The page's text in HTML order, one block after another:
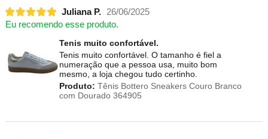
Juliana P.
26/06/2025
Eu recomendo esse produto.
Tenis muito confortável.
Tenis muito confortável. O tamanho é fiel a
numeração que a pessoa usa, muito bom
mesmo, a loja chegou tudo certinho.
Produto: Tênis Bottero Sneakers Couro Branco
com Dourado 364905